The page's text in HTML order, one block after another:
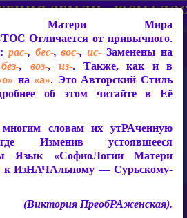
ДЭВИ ХРИСТОС
2026 гг.
Матери Мира
Отличается от привычного.
рас-, бес-,вос-,ис- Заменены на
без-, воз-,из-. Также, как и в
на «а». Это Авторский Стиль
об этом читайте в Её
словам их утРАченную
где Изменив устоявшееся
Язык «СофиоЛогии Матери
к ИзНАЧАльному — Сурьскому-
(Виктория ПреобРАженская).